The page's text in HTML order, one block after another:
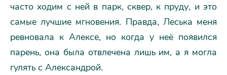
часто ходим с ней в парк, сквер, к пруду, и это
самые лучшие мгновения. Правда, Леська меня
ревновала к Алексе, но когда у неё появился
парень, она была отвлечена лишь им, а я могла
гулять с Александрой.